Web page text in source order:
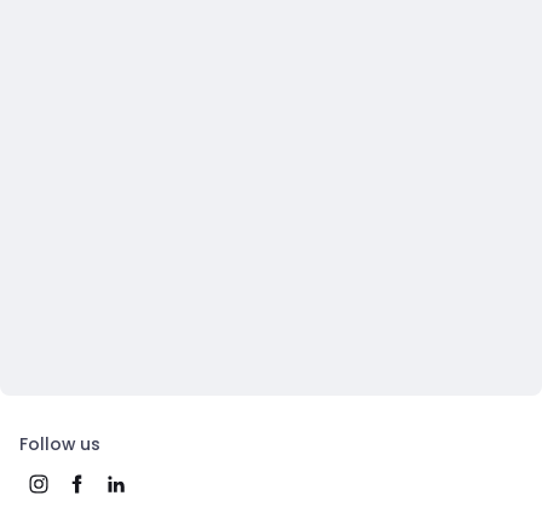
Follow us